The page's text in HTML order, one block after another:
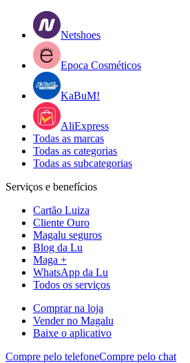
Netshoes
Epoca Cosméticos
KaBuM!
AliExpress
Todas as marcas
Todas as categorias
Todas as subcategorias
Serviços e benefícios
Cartão Luiza
Cliente Ouro
Magalu seguros
Blog da Lu
Maga +
WhatsApp da Lu
Todos os serviços
Comprar na loja
Vender no Magalu
Baixe o aplicativo
Compre pelo telefoneCompre pelo chat